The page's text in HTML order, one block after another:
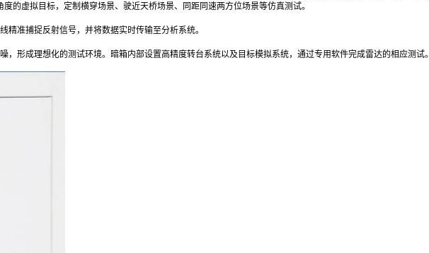
的虚拟目标，定制横穿场景、驶近天桥场景、同距同速两方位场景等仿真测试。
准捕捉反射信号，并将数据实时传输至分析系统。
形成理想化的测试环境。暗箱内部设置高精度转台系统以及目标模拟系统，通过专用软件完成雷达的相应测试。